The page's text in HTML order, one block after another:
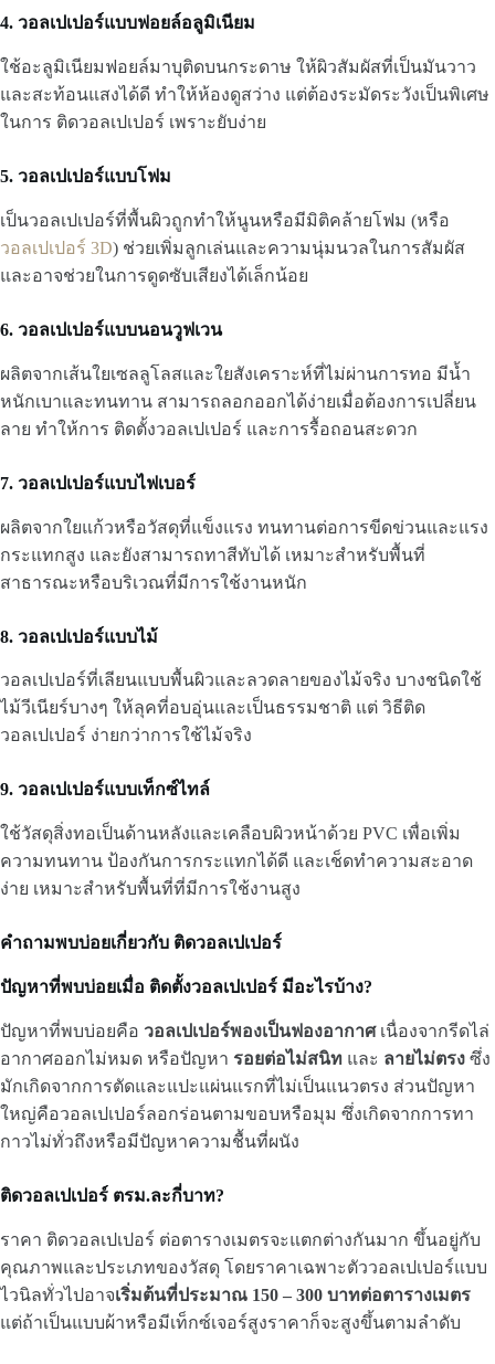
4. วอลเปเปอร์แบบฟอยล์อลูมิเนียม
ใช้อะลูมิเนียมฟอยล์มาบุติดบนกระดาษ ให้ผิวสัมผัสที่เป็นมันวาว
และสะท้อนแสงได้ดี ทำให้ห้องดูสว่าง แต่ต้องระมัดระวังเป็นพิเศษ
ในการ ติดวอลเปเปอร์ เพราะยับง่าย
5. วอลเปเปอร์แบบโฟม
เป็นวอลเปเปอร์ที่พื้นผิวถูกทำให้นูนหรือมีมิติคล้ายโฟม (หรือ
วอลเปเปอร์ 3D) ช่วยเพิ่มลูกเล่นและความนุ่มนวลในการสัมผัส
และอาจช่วยในการดูดซับเสียงได้เล็กน้อย
6. วอลเปเปอร์แบบนอนวูฟเวน
ผลิตจากเส้นใยเซลลูโลสและใยสังเคราะห์ที่ไม่ผ่านการทอ มีน้ำ
หนักเบาและทนทาน สามารถลอกออกได้ง่ายเมื่อต้องการเปลี่ยน
ลาย ทำให้การ ติดตั้งวอลเปเปอร์ และการรื้อถอนสะดวก
7. วอลเปเปอร์แบบไฟเบอร์
ผลิตจากใยแก้วหรือวัสดุที่แข็งแรง ทนทานต่อการขีดข่วนและแรง
กระแทกสูง และยังสามารถทาสีทับได้ เหมาะสำหรับพื้นที่
สาธารณะหรือบริเวณที่มีการใช้งานหนัก
8. วอลเปเปอร์แบบไม้
วอลเปเปอร์ที่เลียนแบบพื้นผิวและลวดลายของไม้จริง บางชนิดใช้
ไม้วีเนียร์บางๆ ให้ลุคที่อบอุ่นและเป็นธรรมชาติ แต่ วิธีติด
วอลเปเปอร์ ง่ายกว่าการใช้ไม้จริง
9. วอลเปเปอร์แบบเท็กซ์ไทล์
ใช้วัสดุสิ่งทอเป็นด้านหลังและเคลือบผิวหน้าด้วย PVC เพื่อเพิ่ม
ความทนทาน ป้องกันการกระแทกได้ดี และเช็ดทำความสะอาด
ง่าย เหมาะสำหรับพื้นที่ที่มีการใช้งานสูง
คำถามพบบ่อยเกี่ยวกับ ติดวอลเปเปอร์
ปัญหาที่พบบ่อยเมื่อ ติดตั้งวอลเปเปอร์ มีอะไรบ้าง?
ปัญหาที่พบบ่อยคือ วอลเปเปอร์พองเป็นฟองอากาศเนื่องจากรีดไล่
อากาศออกไม่หมด หรือปัญหา รอยต่อไม่สนิท และ ลายไม่ตรง ซึ่ง
มักเกิดจากการตัดและแปะแผ่นแรกที่ไม่เป็นแนวตรง ส่วนปัญหา
ใหญ่คือวอลเปเปอร์ลอกร่อนตามขอบหรือมุม ซึ่งเกิดจากการทา
กาวไม่ทั่วถึงหรือมีปัญหาความชื้นที่ผนัง
ติดวอลเปเปอร์ ตรม.ละกี่บาท?
ราคา ติดวอลเปเปอร์ ต่อตารางเมตรจะแตกต่างกันมาก ขึ้นอยู่กับ
คุณภาพและประเภทของวัสดุ โดยราคาเฉพาะตัววอลเปเปอร์แบบ
ไวนิลทั่วไปอาจเริ่มต้นที่ประมาณ 150 – 300 บาทต่อตารางเมตร
แต่ถ้าเป็นแบบผ้าหรือมีเท็กซ์เจอร์สูงราคาก็จะสูงขึ้นตามลำดับ